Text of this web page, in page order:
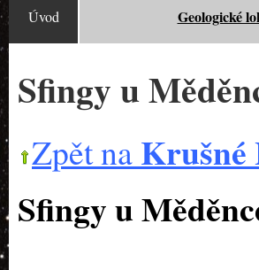
Úvod Geologické
Sfingy u
Zpět naKrušné
Sfingy u